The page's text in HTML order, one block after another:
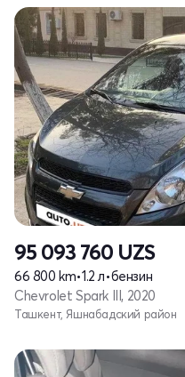
95 093 760 UZS
66 800 km•1.2 л•бензин
Chevrolet Spark III, 2020
Ташкент, Яшнабадский район